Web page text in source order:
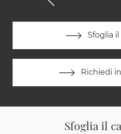
Sfoglia
Richiedi
Sfoglia il